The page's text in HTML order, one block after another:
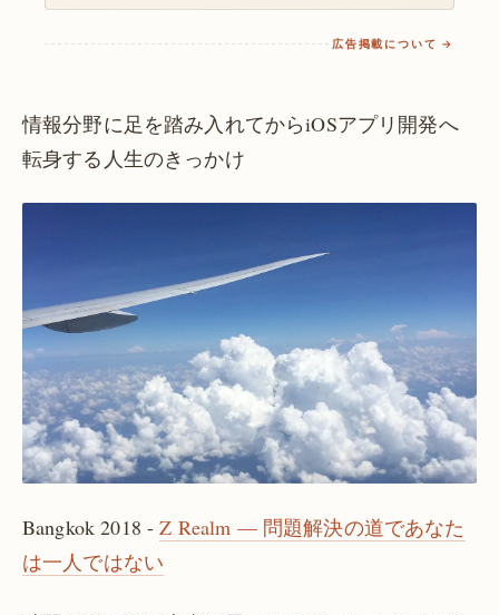
広告掲載について →
情報分野に足を踏み入れてからiOSアプリ開発へ
転身する人生のきっかけ
Bangkok 2018 -Z Realm — 問題解決の道であなた
は一人ではない